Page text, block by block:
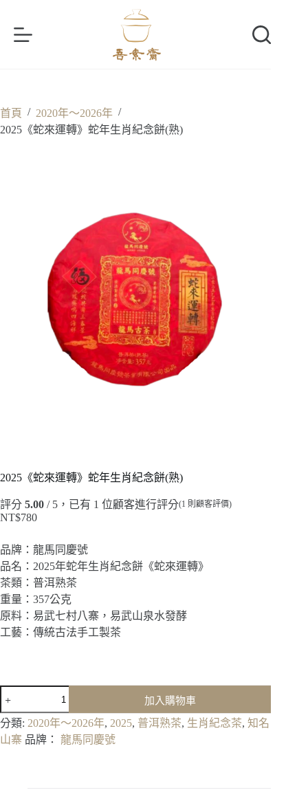
首頁 / 2020年～2026年 /
2025《蛇來運轉》蛇年生肖紀念餅(熟)
2025《蛇來運轉》蛇年生肖紀念餅(熟)
評分 5.00 / 5，已有 1 位顧客進行評分(1 則顧客評價)
NT$780
品牌：龍馬同慶號
品名：2025年蛇年生肖紀念餅《蛇來運轉》
茶類：普洱熟茶
重量：357公克
原料：易武七村八寨，易武山泉水發酵
工藝：傳統古法手工製茶
運
轉》
加入購物車
分類: 2020年～2026年, 2025, 普洱熟茶, 生肖紀念茶, 知名
山寨 品牌： 龍馬同慶號